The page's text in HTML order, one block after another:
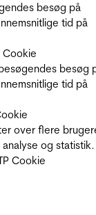
besøg på
tid på
Cookie
besøg
tid på
over flere
og statistik.
Cookie